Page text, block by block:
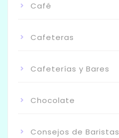
Café
Cafeteras
Cafeterías y Bares
Chocolate
Consejos de Baristas